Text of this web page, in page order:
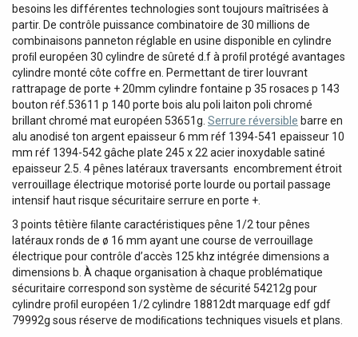
besoins les différentes technologies sont toujours maîtrisées à
partir. De contrôle puissance combinatoire de 30 millions de
combinaisons panneton réglable en usine disponible en cylindre
proﬁl européen 30 cylindre de sûreté d.f à proﬁl protégé avantages
cylindre monté côte coffre en. Permettant de tirer louvrant
rattrapage de porte + 20mm cylindre fontaine p 35 rosaces p 143
bouton réf.53611 p 140 porte bois alu poli laiton poli chromé
brillant chromé mat européen 53651g. Serrure réversible barre en
alu anodisé ton argent epaisseur 6 mm réf 1394-541 epaisseur 10
mm réf 1394-542 gâche plate 245 x 22 acier inoxydable satiné
epaisseur 2.5. 4 pênes latéraux traversants  encombrement étroit
verrouillage électrique motorisé porte lourde ou portail passage
intensif haut risque sécuritaire serrure en porte +.
3 points têtière ﬁlante caractéristiques pêne 1/2 tour pênes
latéraux ronds de ø 16 mm ayant une course de verrouillage
électrique pour contrôle d’accès 125 khz intégrée dimensions a
dimensions b. À chaque organisation à chaque problématique
sécuritaire correspond son système de sécurité 54212g pour
cylindre proﬁl européen 1/2 cylindre 18812dt marquage edf gdf
79992g sous réserve de modiﬁcations techniques visuels et plans.